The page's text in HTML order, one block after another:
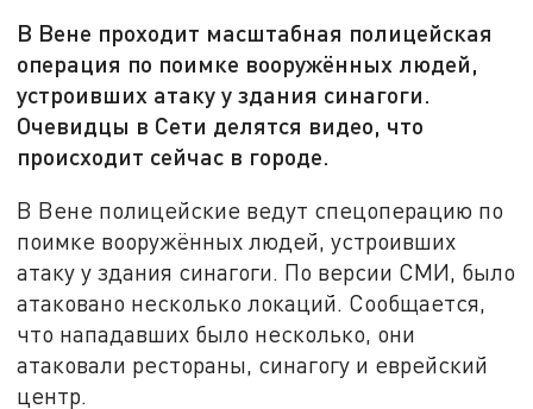
В Вене проходит масштабная полицейская
операция по поимке вооружённых людей,
устроивших атаку у здания синагоги.
Очевидцы в Сети делятся видео, что
происходит сейчас в городе.
В Вене полицейские ведут спецоперацию по
поимке вооружённых людей, устроивших
атаку у здания синагоги. По версии СМИ, было
атаковано несколько локаций. Сообщается,
что нападавших было несколько, они
атаковали рестораны, синагогу и еврейский
центр.